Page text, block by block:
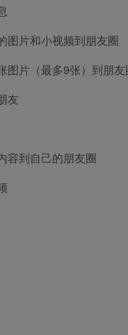
图片和小视频到朋友圈
图片（最多9张）到朋友
友
容到自己的朋友圈